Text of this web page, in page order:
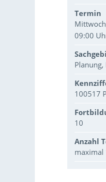
Termin
09:00
100517
10
Anzahl
maximal